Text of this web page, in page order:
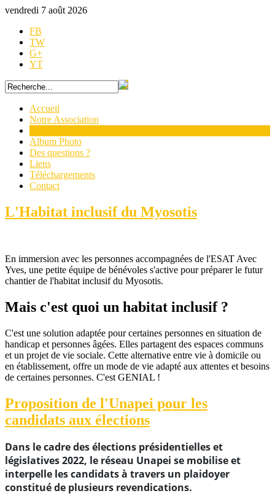
vendredi 7 août 2026
FB
TW
G+
YT
Accueil
Notre Association
Album Photo
Des questions ?
Liens
Téléchargements
Contact
L'Habitat inclusif du Myosotis
En immersion avec les personnes accompagnées de l'ESAT Avec
Yves, une petite équipe de bénévoles s'active pour préparer le futur
chantier de l'habitat inclusif du Myosotis.
Mais c'est quoi un habitat inclusif ?
C'est une solution adaptée pour certaines personnes en situation de
handicap et personnes âgées. Elles partagent des espaces communs
et un projet de vie sociale. Cette alternative entre vie à domicile ou
en établissement, offre un mode de vie adapté aux attentes et besoins
de certaines personnes. C'est GENIAL !
Proposition de l'Unapei pour les
candidats aux élections
Dans le cadre des élections présidentielles et
législatives 2022, le réseau Unapei se mobilise et
interpelle les candidats à travers un plaidoyer
constitué de plusieurs revendications.